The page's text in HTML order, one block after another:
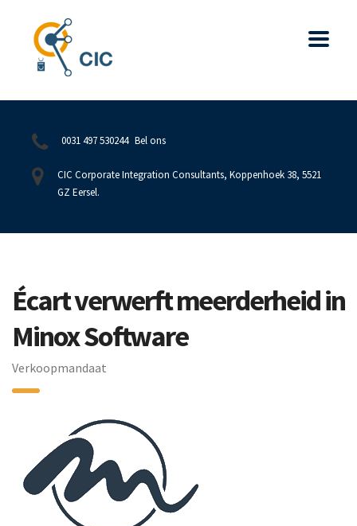
0031 497 530244 Bel ons
CIC Corporate Integration Consultants, Koppenhoek 38, 5521
GZ Eersel.
Écart verwerft meerderheid in
Minox Software
Verkoopmandaat